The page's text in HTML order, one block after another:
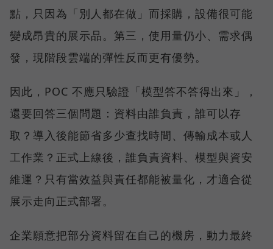
點，只因為「別人都在做」而採購，設備很可能
變成昂貴的展示品。第三，使用量仍小、需求偶
發，現階段雲端的彈性反而更有優勢。
因此，POC 不應只驗證「模型答不答得出來」，
還要回答三個問題：資料由誰負責，誰可以存
取？導入後能節省多少查找時間、傳輸成本或人
工作業？正式上線後，誰負責資料、模型與資安
維運？只有當效益與責任都能被量化，才適合從
展示走向正式部署。
企業願意把部分資料留在自己的機房，動力最終